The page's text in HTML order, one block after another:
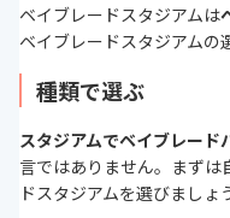
ベイブレードスタジアムは
ベイブレードスタジアムの
種類で選ぶ
スタジアムでベイブレード
言ではありません。まず
ドスタジアムを選びましょ